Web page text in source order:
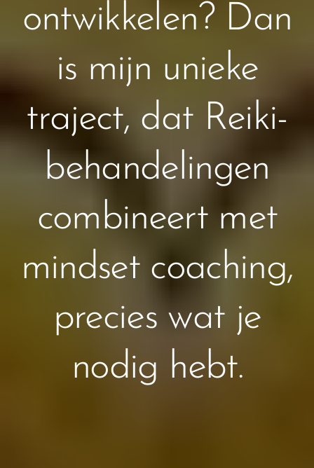
ontwikkelen? Dan
is mijn unieke
traject, dat Reiki-
behandelingen
combineert met
mindset coaching,
precies wat je
nodig hebt.